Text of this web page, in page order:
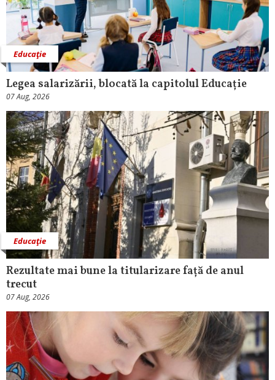
Educaţie
Legea salarizării, blocată la capitolul Educație
07 Aug, 2026
Educaţie
Rezultate mai bune la titularizare față de anul
trecut
07 Aug, 2026